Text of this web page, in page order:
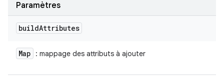
Paramètres
buildAttributes
Map : mappage des attributs à ajouter